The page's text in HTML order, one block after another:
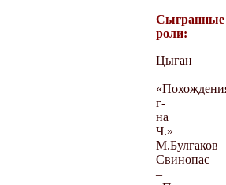
Сыгранные
роли:
Цыган
–
г-
на
Ч.»
М.Булгаков
Свинопас
–